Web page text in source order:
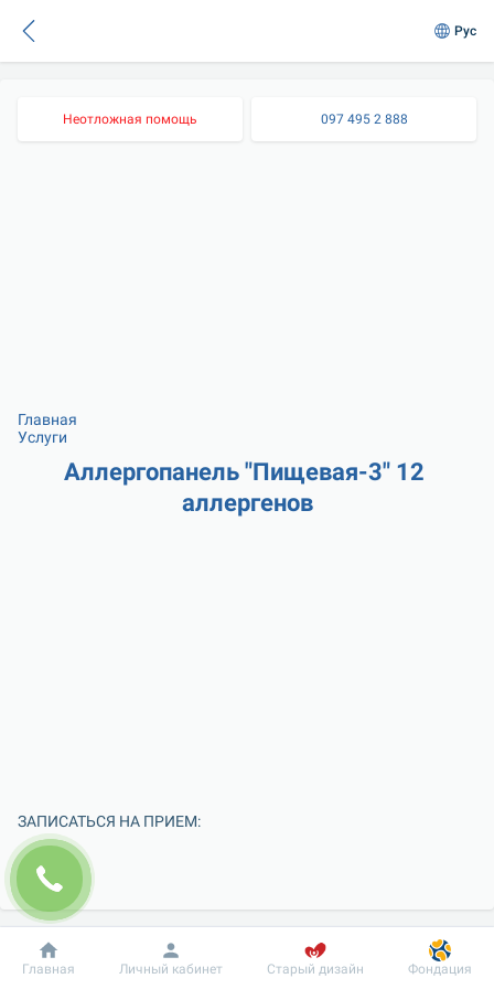
Рус
Неотложная помощь 097 495 2 888
Главная
Услуги
Аллергопанель "Пищевая-3" 12
аллергенов
ЗАПИСАТЬСЯ НА ПРИЕМ:
Добробут Информация Пациенту
Главная Личный кабинет Старый дизайн Фондация